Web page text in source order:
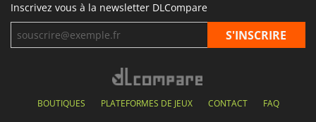
Inscrivez vous à la newsletter DLCompare
BOUTIQUES PLATEFORMES DE JEUX CONTACT FAQ